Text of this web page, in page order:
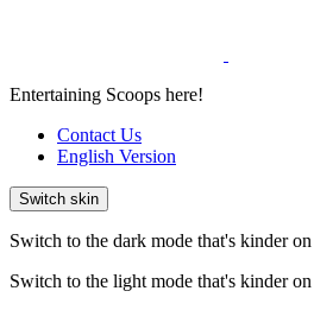
Entertaining Scoops here!
Contact Us
English Version
Switch skin
Switch to the dark mode that's kinder
Switch to the light mode that's kinder